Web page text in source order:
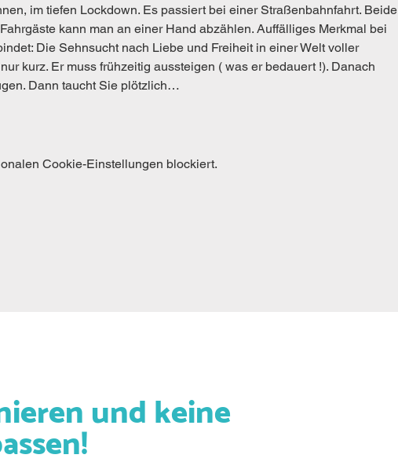
im tiefen Lockdown. Es passiert bei einer Straßenbahnfahrt. Beide
kann man an einer Hand abzählen. Auffälliges Merkmal bei
Die Sehnsucht nach Liebe und Freiheit in einer Welt voller
kurz. Er muss frühzeitig aussteigen ( was er bedauert !). Danach
Dann taucht Sie plötzlich…
Cookie-Einstellungen blockiert.
und keine